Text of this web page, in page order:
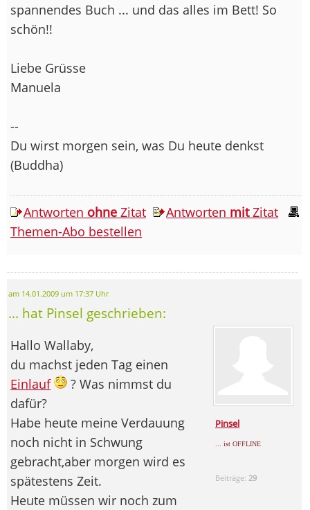
spannendes Buch ... und das alles im Bett! So
schön!!
Liebe Grüsse
Manuela
--
Du wirst morgen sein, was Du heute denkst
(Buddha)
Antworten ohne Zitat Antworten mitZitat
Themen-Abo bestellen
am 14.01.2009 um 17:37 Uhr
... hat Pinsel geschrieben:
Pinsel
... ist OFFLINE
Beiträge: 29
Hallo Wallaby,
du machst jeden Tag einen
Einlauf
? Was nimmst du
dafür?
Habe heute meine Verdauung
noch nicht in Schwung
gebracht,aber morgen wird es
spätestens Zeit.
Heute müssen wir noch zum